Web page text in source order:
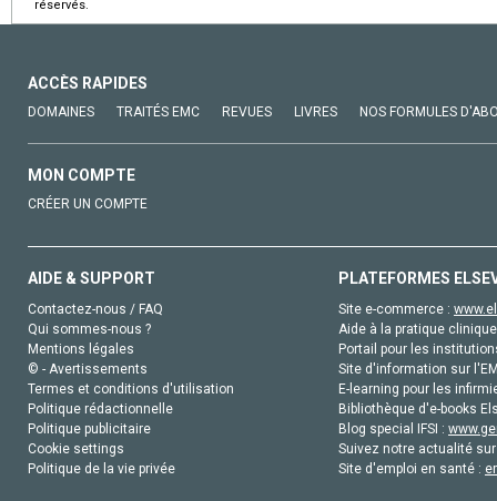
réservés.
ACCÈS RAPIDES
DOMAINES TRAITÉS EMC REVUES LIVRES NOS FORMULES
MON COMPTE
CRÉER UN COMPTE
AIDE & SUPPORT
Contactez-nous / FAQ
Qui sommes-nous ?
Mentions légales
© - Avertissements
Termes et conditions d'utilisation
Politique rédactionnelle
Politique publicitaire
Cookie settings
Politique de la vie privée
PLATEFORMES
Site e-commerce :
Aide à la pratique
Portail pour les
Site d'information sur
E-learning pour les
Bibliothèque d'e-books
Blog special IFSI :
Suivez notre actualité
Site d'emploi en santé :